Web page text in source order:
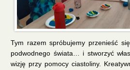
Tym razem spróbujemy przenieść
podwodnego świata… i stworzyć
wizję przy pomocy ciastoliny.